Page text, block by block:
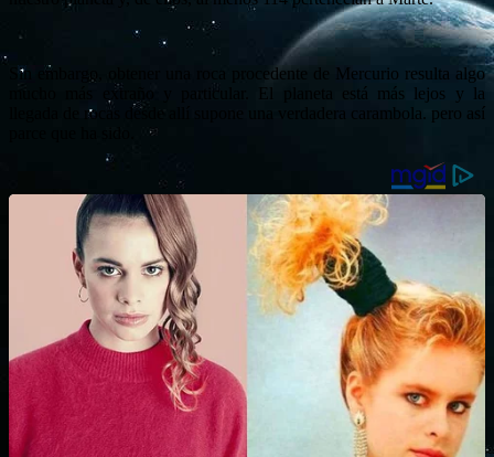
Sin embargo, obtener una roca procedente de Mercurio resulta algo
mucho más extraño y particular. El planeta está más lejos y la
llegada de rocas desde allí supone una verdadera carambola. pero así